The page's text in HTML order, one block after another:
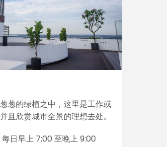
葱的绿植之中，这里是工作或
且欣赏城市全景的理想去处。
每日早上 7:00 至晚上 9:00